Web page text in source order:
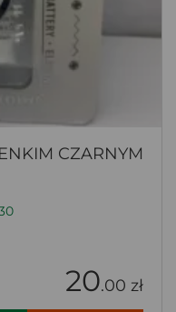
CZARNYM
20.00 zł